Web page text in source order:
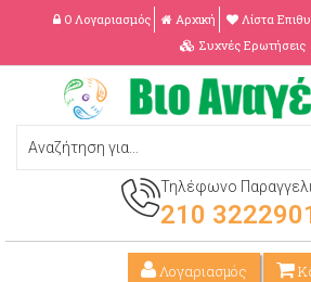
Ο Λογαριασμός Αρχική Λίστα
Συχνές Ερωτήσεις
Τηλέφωνο
210
Λογαριασμός